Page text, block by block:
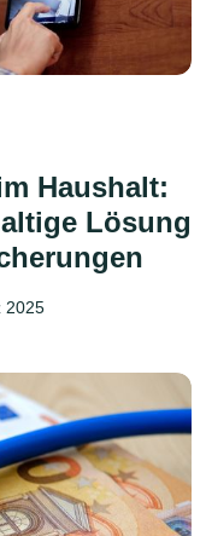
Haushalt:
Lösung
2025